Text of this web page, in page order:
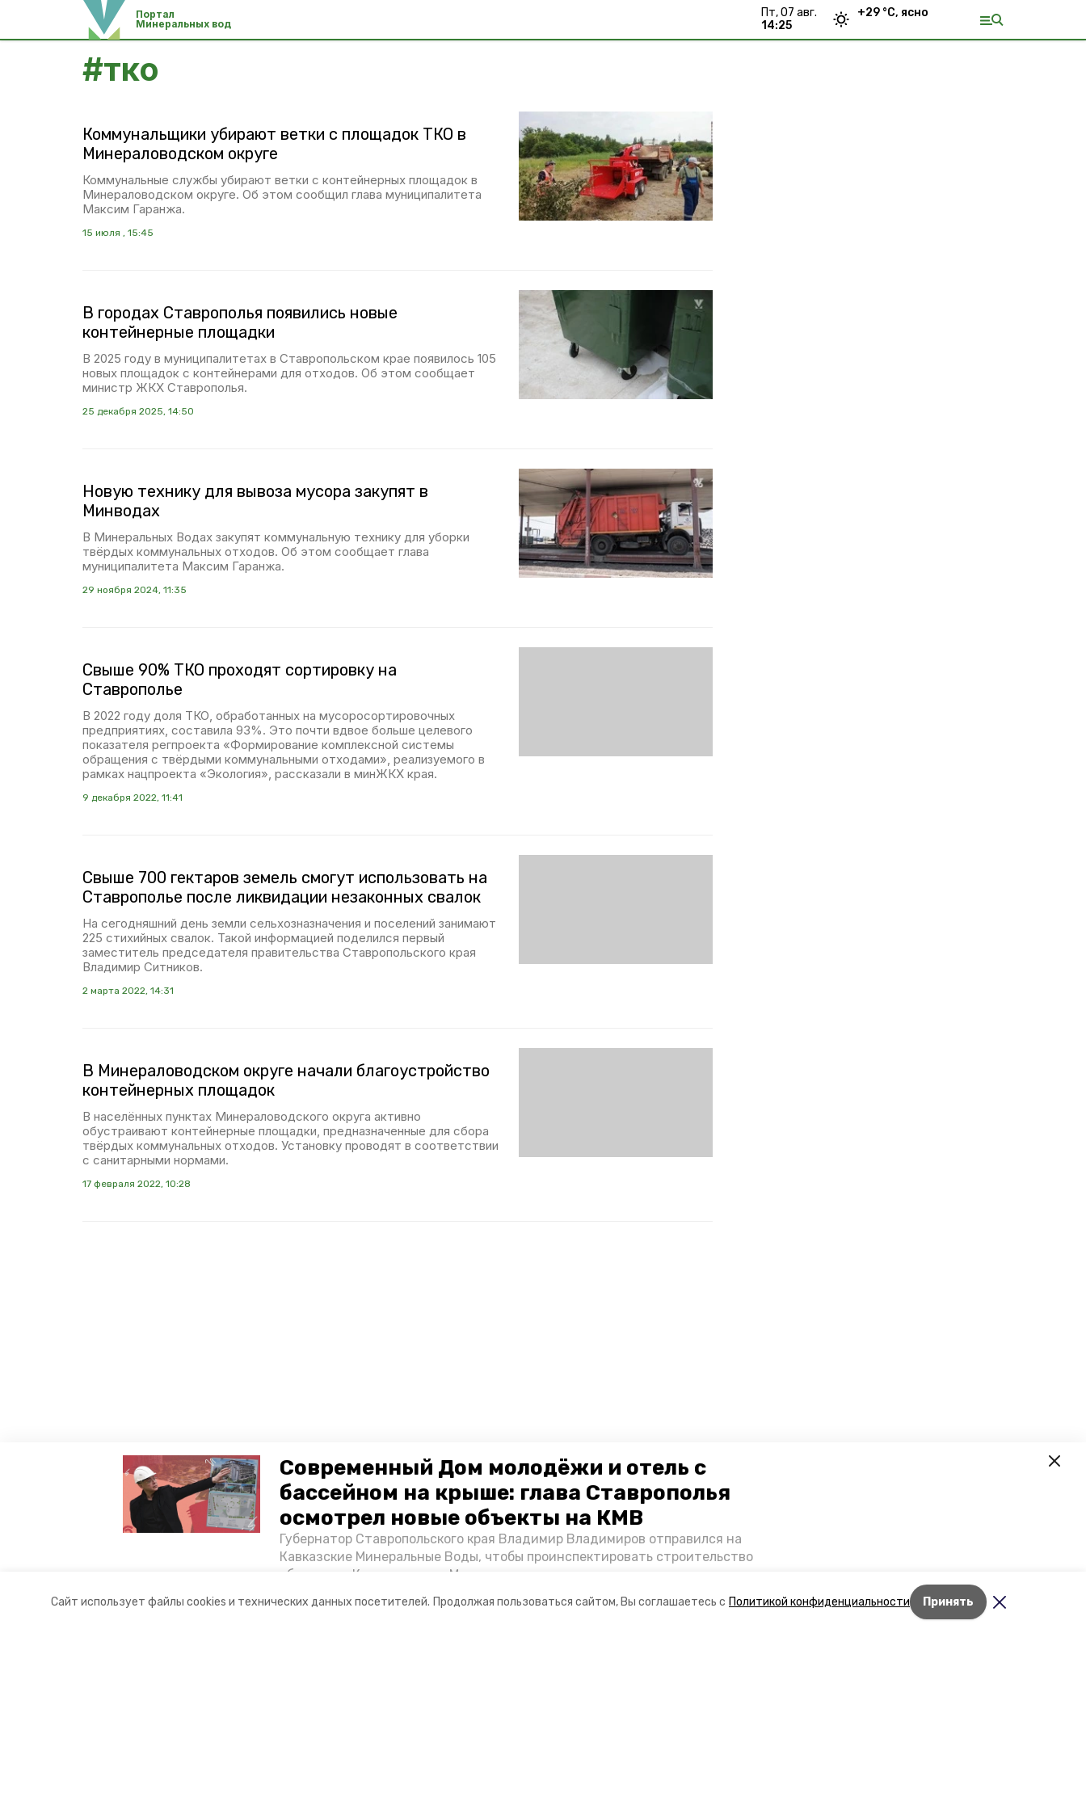
Сайт использует файлы cookies и технических данных посетителей. Продолжая пользоваться сайтом, Вы соглашаетесь с Политикой конфиденциальности Принять
Современный Дом молодёжи и отель с
бассейном на крыше: глава Ставрополья
осмотрел новые объекты на КМВ
Губернатор Ставропольского края Владимир Владимиров отправился на
Кавказские Минеральные Воды, чтобы проинспектировать строительство
объектов в Кисловодске и Минводах, а также выслушать предложения о
материале «Победы26».
Портал
Минеральных вод
пт, 07 авг.
14:25
+29 °С, ясно
#тко
Коммунальщики убирают ветки с площадок ТКО в
Минераловодском округе
Коммунальные службы убирают ветки с контейнерных площадок в
Минераловодском округе. Об этом сообщил глава муниципалитета
Максим Гаранжа.
15 июля , 15:45
В городах Ставрополья появились новые
контейнерные площадки
В 2025 году в муниципалитетах в Ставропольском крае появилось 105
новых площадок с контейнерами для отходов. Об этом сообщает
министр ЖКХ Ставрополья.
25 декабря 2025, 14:50
Новую технику для вывоза мусора закупят в
Минводах
В Минеральных Водах закупят коммунальную технику для уборки
твёрдых коммунальных отходов. Об этом сообщает глава
муниципалитета Максим Гаранжа.
29 ноября 2024, 11:35
Свыше 90% ТКО проходят сортировку на
Ставрополье
В 2022 году доля ТКО, обработанных на мусоросортировочных
предприятиях, составила 93%. Это почти вдвое больше целевого
показателя регпроекта «Формирование комплексной системы
обращения с твёрдыми коммунальными отходами», реализуемого в
рамках нацпроекта «Экология», рассказали в минЖКХ края.
9 декабря 2022, 11:41
Свыше 700 гектаров земель смогут использовать на
Ставрополье после ликвидации незаконных свалок
На сегодняшний день земли сельхозназначения и поселений занимают
225 стихийных свалок. Такой информацией поделился первый
заместитель председателя правительства Ставропольского края
Владимир Ситников.
2 марта 2022, 14:31
В Минераловодском округе начали благоустройство
контейнерных площадок
В населённых пунктах Минераловодского округа активно
обустраивают контейнерные площадки, предназначенные для сбора
твёрдых коммунальных отходов. Установку проводят в соответствии
с санитарными нормами.
17 февраля 2022, 10:28